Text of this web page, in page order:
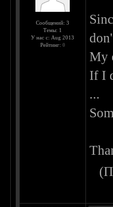
Сообщений: 3
Темы: 1
У нас с: Aug 2013
Рейтинг: 0
My
If I
...